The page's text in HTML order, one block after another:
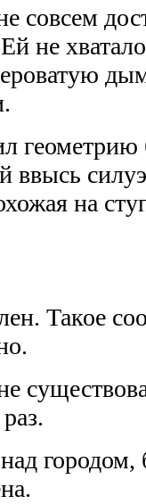
совсем
не
ввысь
на
Такое